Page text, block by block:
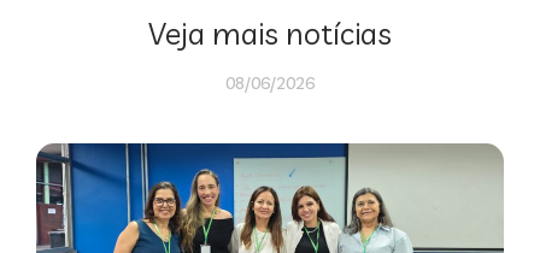
Veja mais notícias
08/06/2026